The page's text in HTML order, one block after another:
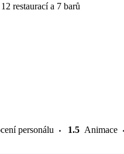
restaurací a 7 barů
personálu 1.5 Animace